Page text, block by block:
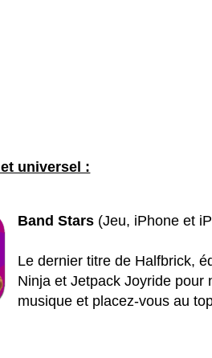
universel :
Band Stars (Jeu, iPhone et
Le dernier titre de Halfbrick,
Ninja et Jetpack Joyride pour
musique et placez-vous au